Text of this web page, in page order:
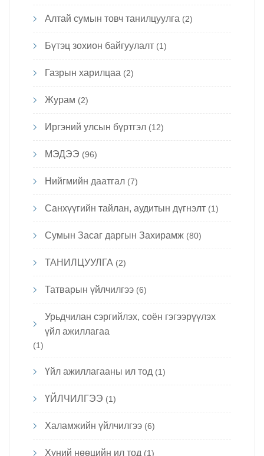
Алтай сумын товч танилцуулга (2)
Бүтэц зохион байгуулалт (1)
Газрын харилцаа (2)
Журам (2)
Иргэний улсын бүртгэл (12)
МЭДЭЭ (96)
Нийгмийн даатгал (7)
Санхүүгийн тайлан, аудитын дүгнэлт (1)
Сумын Засаг даргын Захирамж (80)
ТАНИЛЦУУЛГА (2)
Татварын үйлчилгээ (6)
Урьдчилан сэргийлэх, соён гэгээрүүлэх
үйл ажиллагаа
(1)
Үйл ажиллагааны ил тод (1)
ҮЙЛЧИЛГЭЭ (1)
Халамжийн үйлчилгээ (6)
Хүний нөөцийн ил тод (1)